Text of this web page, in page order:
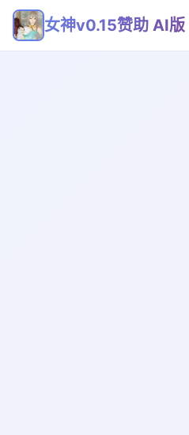
女神v0.15赞助 AI版